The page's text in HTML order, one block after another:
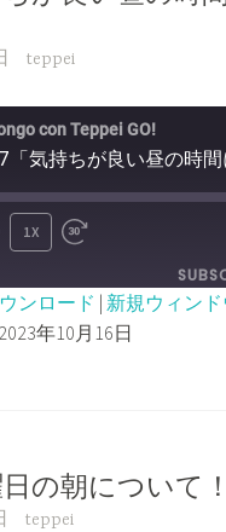
teppei
con Teppei GO!
気持ちが良い昼の時間
SECONDS
1X
FAST
FORWARD
30
ンロード | 新規ウィン
年10月16日
日の朝について！
teppei